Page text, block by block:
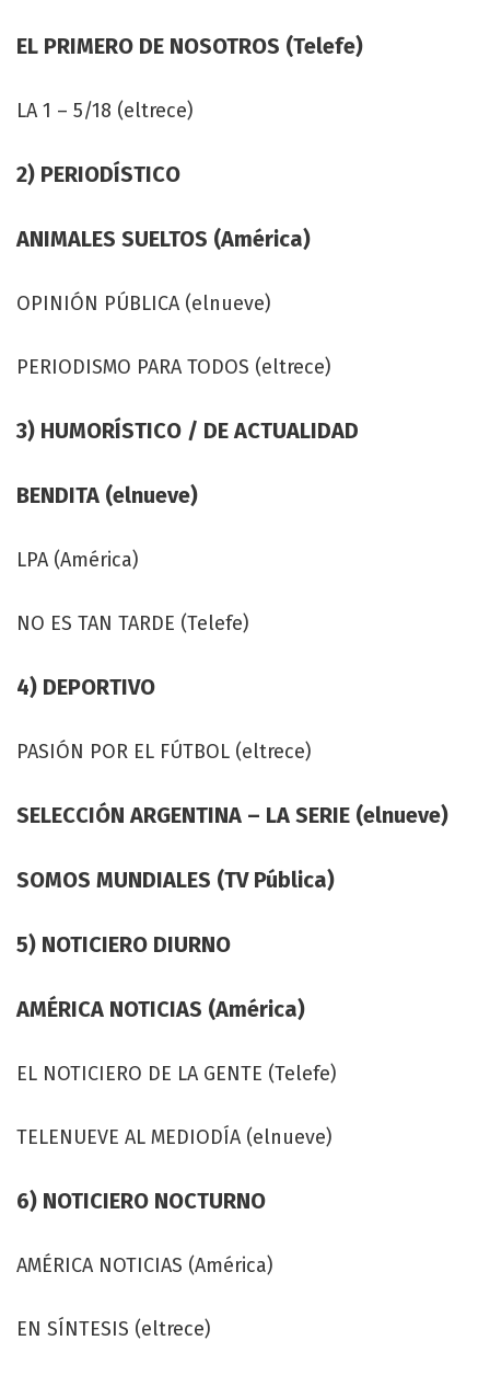
EL PRIMERO DE NOSOTROS (Telefe)
LA 1 – 5/18 (eltrece)
2) PERIODÍSTICO
ANIMALES SUELTOS (América)
OPINIÓN PÚBLICA (elnueve)
PERIODISMO PARA TODOS (eltrece)
3) HUMORÍSTICO / DE ACTUALIDAD
BENDITA (elnueve)
LPA (América)
NO ES TAN TARDE (Telefe)
4) DEPORTIVO
PASIÓN POR EL FÚTBOL (eltrece)
SELECCIÓN ARGENTINA – LA SERIE (elnueve)
SOMOS MUNDIALES (TV Pública)
5) NOTICIERO DIURNO
AMÉRICA NOTICIAS (América)
EL NOTICIERO DE LA GENTE (Telefe)
TELENUEVE AL MEDIODÍA (elnueve)
6) NOTICIERO NOCTURNO
AMÉRICA NOTICIAS (América)
EN SÍNTESIS (eltrece)